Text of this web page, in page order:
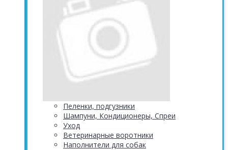
Пеленки, подгузники
Шампуни, Кондиционеры, Спреи
Уход
Ветеринарные воротники
Наполнители для собак